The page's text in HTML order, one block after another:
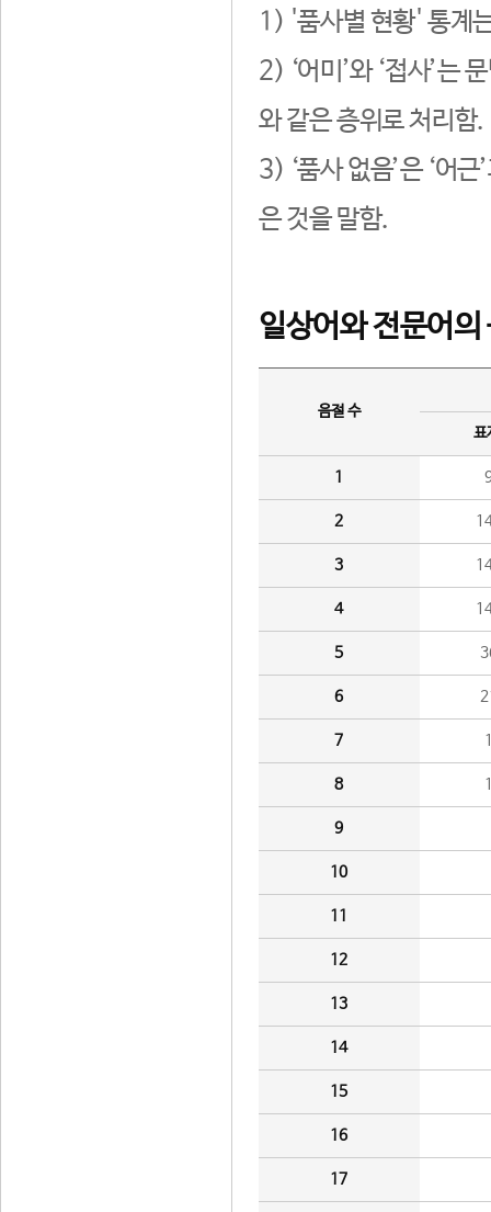
1) '품사별 현황' 통계
2) ‘어미’와 ‘접사’는
와 같은 층위로 처리함.
3) ‘품사 없음’은 ‘어
은 것을 말함.
일상어와 전문어의
음절 수
표
1
2
3
4
5
6
7
8
9
10
11
12
13
14
15
16
17